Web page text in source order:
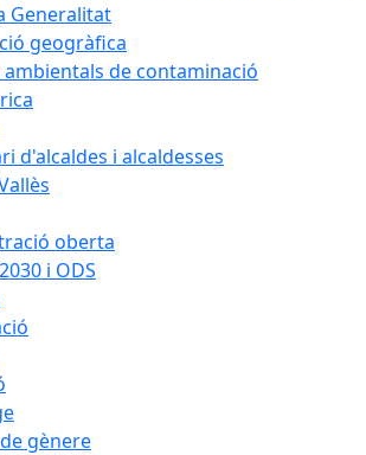
Generalitat
geogràfica
ambientals de contaminació
d'alcaldes i alcaldesses
oberta
i ODS
gènere